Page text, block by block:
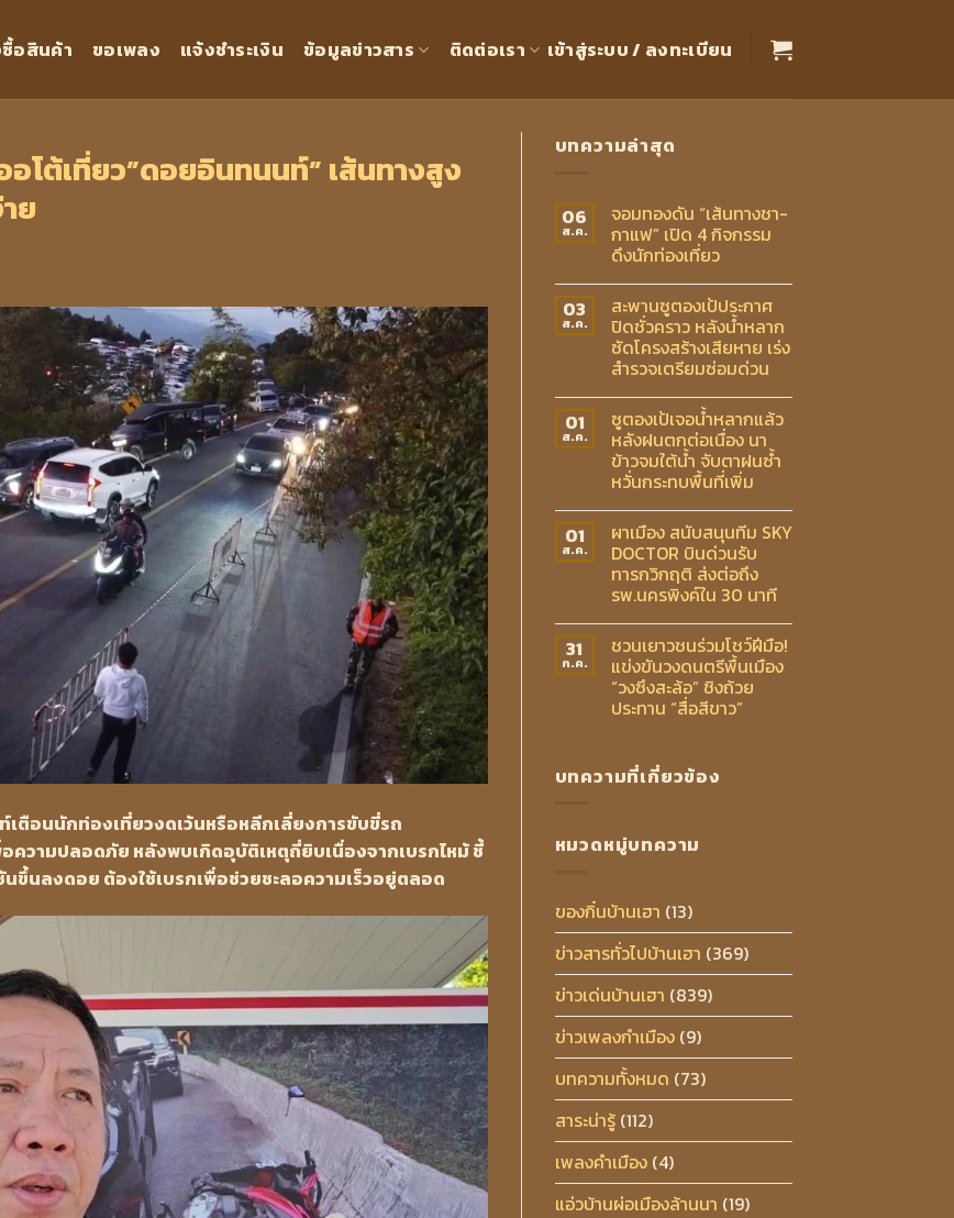
อสินค้า ขอเพลง แจ้งชำระเงิน ข้อมูลข่าวสาร ติดต่อเรา เข้าสู่ระบบ / ลงทะเบียน
อโต้เที่ยว”ดอยอินทนนท์” เส้นทางสูง
ย
ตือนนักท่องเที่ยวงดเว้นหรือหลีกเลี่ยงการขับขี่รถ
ความปลอดภัย หลังพบเกิดอุบัติเหตุถี่ยิบเนื่องจากเบรกไหม้ ชี้
ขึ้นลงดอย ต้องใช้เบรกเพื่อช่วยชะลอความเร็วอยู่ตลอด
บทความล่าสุด
06
ส.ค.
จอมทองดัน “เส้นทางชา-
กาแฟ” เปิด 4 กิจกรรม
ดึงนักท่องเที่ยว
03
ส.ค.
สะพานซูตองเป้ประกาศ
ปิดชั่วคราว หลังน้ำหลาก
ซัดโครงสร้างเสียหาย เร่ง
สำรวจเตรียมซ่อมด่วน
01
ส.ค.
ซูตองเป้เจอน้ำหลากแล้ว
หลังฝนตกต่อเนื่อง นา
ข้าวจมใต้น้ำ จับตาฝนซ้ำ
หวั่นกระทบพื้นที่เพิ่ม
01
ส.ค.
ผาเมือง สนับสนุนทีม SKY
DOCTOR บินด่วนรับ
ทารกวิกฤติ ส่งต่อถึง
รพ.นครพิงค์ใน 30 นาที
31
ก.ค.
ชวนเยาวชนร่วมโชว์ฝีมือ!
แข่งขันวงดนตรีพื้นเมือง
“วงซึงสะล้อ” ชิงถ้วย
ประทาน “สื่อสีขาว”
บทความที่เกี่ยวข้อง
หมวดหมู่บทความ
ของกิ๋นบ้านเฮา (13)
ข่าวสารทั่วไปบ้านเฮา (369)
ข่าวเด่นบ้านเฮา (839)
ข่าวเพลงกำเมือง(9)
บทความทั้งหมด (73)
สาระน่ารู้(112)
เพลงคำเมือง(4)
แอ่วบ้านผ่อเมืองล้านนา (19)